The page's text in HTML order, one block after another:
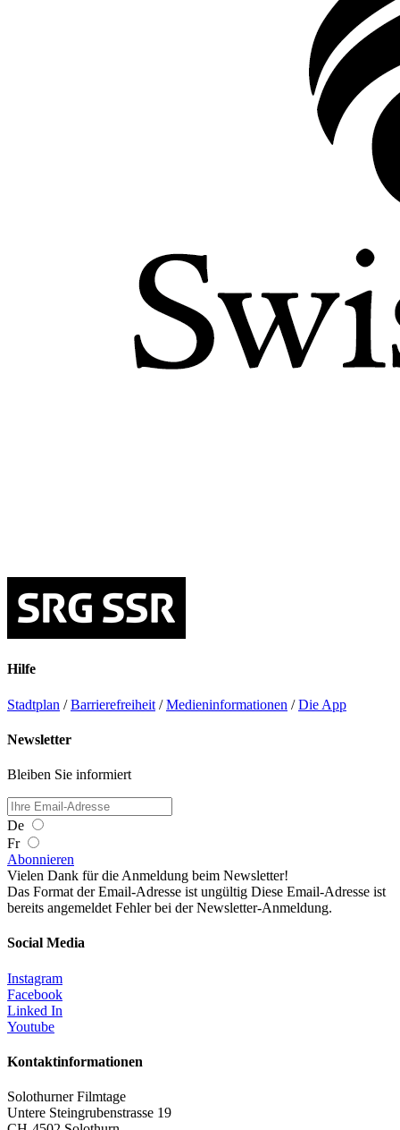
Hilfe
Stadtplan /Barrierefreiheit /Medieninformationen /Die App
Newsletter
Bleiben Sie informiert
De
Fr
Abonnieren
Vielen Dank für die Anmeldung beim Newsletter!
Das Format der Email-Adresse ist ungültig Diese Email-Adresse ist
bereits angemeldet Fehler bei der Newsletter-Anmeldung.
Social Media
Instagram
Facebook
Linked In
Youtube
Kontaktinformationen
Solothurner Filmtage
Untere Steingrubenstrasse 19